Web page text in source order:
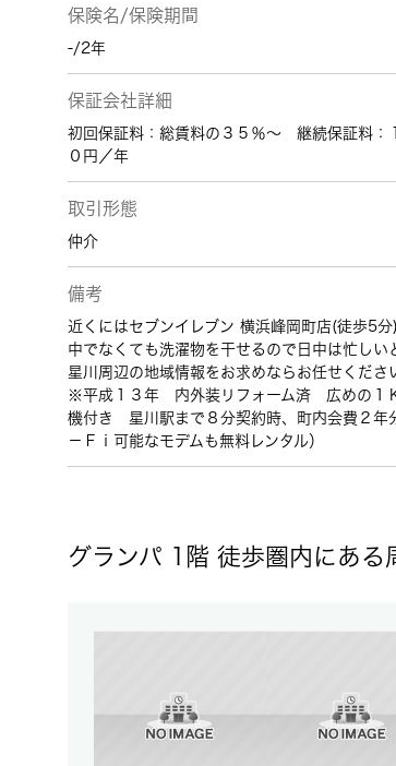
保険名/保険期間
-/2年
保証会社詳細
初回保証料：総賃料の３５％～ 継続保証料：
０円／年
取引形態
仲介
備考
近くにはセブンイレブン 横浜峰岡町店(徒歩5
中でなくても洗濯物を干せるので日中は忙し
星川周辺の地域情報をお求めならお任せくださ
※平成１３年 内外装リフォーム済 広めの１
機付き 星川駅まで８分契約時、町内会費２年
－Ｆｉ可能なモデムも無料レンタル）
グランパ 1階 徒歩圏内にある